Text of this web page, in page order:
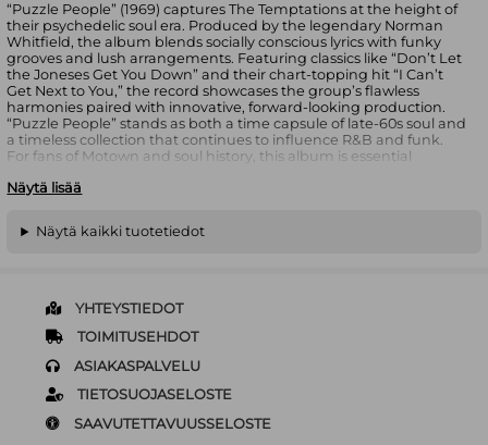
“Puzzle People” (1969) captures The Temptations at the height of
their psychedelic soul era. Produced by the legendary Norman
Whitfield, the album blends socially conscious lyrics with funky
grooves and lush arrangements. Featuring classics like “Don’t Let
the Joneses Get You Down” and their chart-topping hit “I Can’t
Get Next to You,” the record showcases the group’s flawless
harmonies paired with innovative, forward-looking production.
“Puzzle People” stands as both a time capsule of late-60s soul and
a timeless collection that continues to influence R&B and funk.
For fans of Motown and soul history, this album is essential
Don’t Let The Joneses Get You Down
You Don’t Love Me No More
Since I’ve Lost You
Running Away (Ain’t Gonna Help You)
Näytä lisää
Näytä kaikki tuotetiedot
YHTEYSTIEDOT
TOIMITUSEHDOT
ASIAKASPALVELU
TIETOSUOJASELOSTE
SAAVUTETTAVUUSSELOSTE